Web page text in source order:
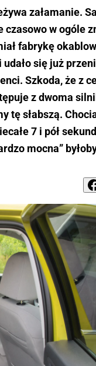
załamanie.
w ogóle
fabrykę
się już
Szkoda, że z
z dwoma
tę słabszą.
7 i pół
mocna”